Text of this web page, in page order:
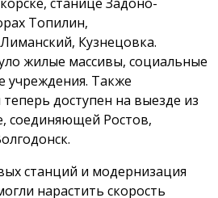
Топилин,
Кузнецовка.
жилые массивы, социальные
учреждения. Также
доступен на выезде из
соединяющей Ростов,
станций и модернизация
нарастить скорость